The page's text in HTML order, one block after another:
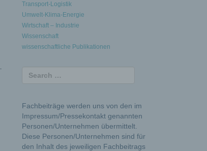
Transport-Logistik
Umwelt-Klima-Energie
Wirtschaft – Industrie
Wissenschaft
wissenschaftliche Publikationen
Fachbeiträge werden uns von den im
Impressum/Pressekontakt genannten
Personen/Unternehmen übermittelt.
Diese Personen/Unternehmen sind für
den Inhalt des jeweiligen Fachbeitrags